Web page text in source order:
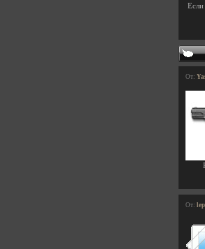
От:
От: